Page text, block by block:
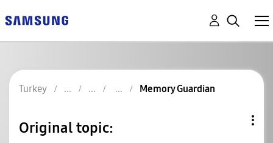
Turkey Memory Guardian
Original topic: